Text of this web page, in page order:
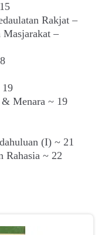
Rakjat –
Masjarakat –
& Menara ~ 19
(I) ~ 21
Rahasia ~ 22